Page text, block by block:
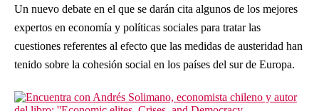
Un nuevo debate en el que se darán cita algunos de los mejores
expertos en economía y políticas sociales para tratar las
cuestiones referentes al efecto que las medidas de austeridad han
tenido sobre la cohesión social en los países del sur de Europa.